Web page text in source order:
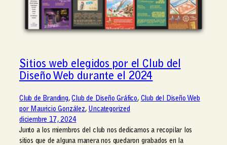
Sitios web elegidos por el Club del
Diseño Web durante el 2024
Club de Branding, Club de Diseño Gráfico, Club del Diseño Web
por Mauricio González, Uncategorized
diciembre 17, 2024
Junto a los miembros del club nos dedicamos a recopilar los
sitios que de alguna manera nos quedaron grabados en la